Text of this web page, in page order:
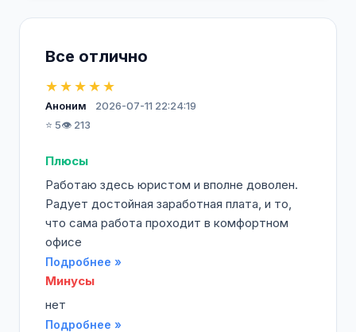
Все отлично
★★★★★
Аноним
2026-07-11 22:24:19
⭐ 5👁️ 213
Плюсы
Работаю здесь юристом и вполне доволен.
Радует достойная заработная плата, и то,
что сама работа проходит в комфортном
офисе
Подробнее »
Минусы
нет
Подробнее »